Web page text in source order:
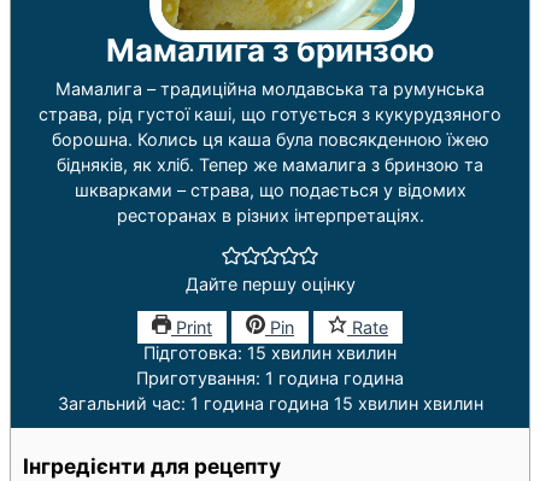
Мамалига з бринзою
Мамалига – традиційна молдавська та румунська
страва, рід густої каші, що готується з кукурудзяного
борошна. Колись ця каша була повсякденною їжею
бідняків, як хліб. Тепер же мамалига з бринзою та
шкварками – страва, що подається у відомих
ресторанах в різних інтерпретаціях.
Дайте першу оцінку
Print Pin
Rate
Підготовка: 15 хвилин хвилин
Приготування: 1 година година
Загальний час: 1 година година 15 хвилин хвилин
Інгредієнти для рецепту